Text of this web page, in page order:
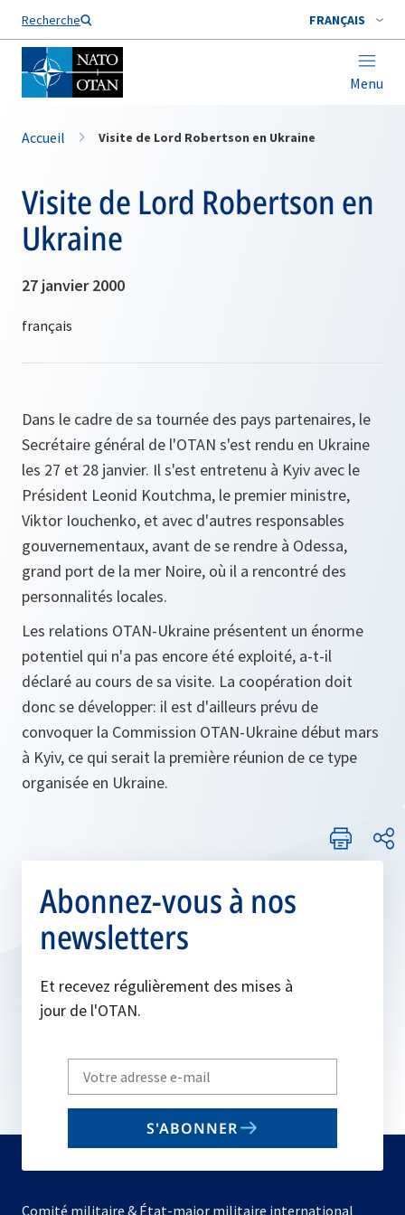
Recherche FRANÇAIS
Menu
Nom de famille*
Accueil Visite de Lord Robertson en Ukraine
Visite de Lord Robertson en
Ukraine
27 janvier 2000
Dans le cadre de sa tournée des pays partenaires, le
Secrétaire général de l'OTAN s'est rendu en Ukraine
les 27 et 28 janvier. Il s'est entretenu à Kyiv avec le
Président Leonid Koutchma, le premier ministre,
Viktor Iouchenko, et avec d'autres responsables
gouvernementaux, avant de se rendre à Odessa,
grand port de la mer Noire, où il a rencontré des
personnalités locales.
Les relations OTAN-Ukraine présentent un énorme
potentiel qui n'a pas encore été exploité, a-t-il
déclaré au cours de sa visite. La coopération doit
donc se développer: il est d'ailleurs prévu de
convoquer la Commission OTAN-Ukraine début mars
à Kyiv, ce qui serait la première réunion de ce type
organisée en Ukraine.
Abonnez-vous à nos
newsletters
Et recevez régulièrement des mises à
jour de l'OTAN.
Write
your
email
S'ABONNER
Comité militaire & État-major militaire international